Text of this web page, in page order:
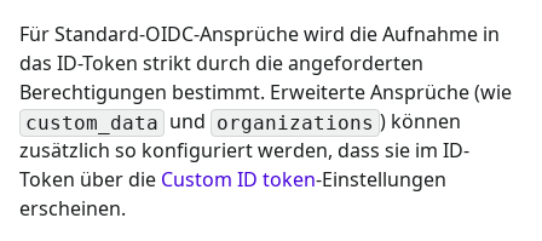
Für Standard-OIDC-Ansprüche wird die Aufnahme in
das ID-Token strikt durch die angeforderten
Berechtigungen bestimmt. Erweiterte Ansprüche (wie
custom_data und organizations ) können
zusätzlich so konfiguriert werden, dass sie im ID-
Token über die Custom ID token-Einstellungen
erscheinen.